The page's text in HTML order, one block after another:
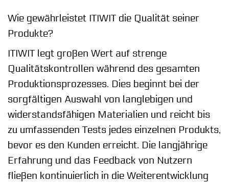
Wie gewährleistet ITIWIT die Qualität seiner
Produkte?
ITIWIT legt großen Wert auf strenge
Qualitätskontrollen während des gesamten
Produktionsprozesses. Dies beginnt bei der
sorgfältigen Auswahl von langlebigen und
widerstandsfähigen Materialien und reicht bis
zu umfassenden Tests jedes einzelnen Produkts,
bevor es den Kunden erreicht. Die langjährige
Erfahrung und das Feedback von Nutzern
fließen kontinuierlich in die Weiterentwicklung